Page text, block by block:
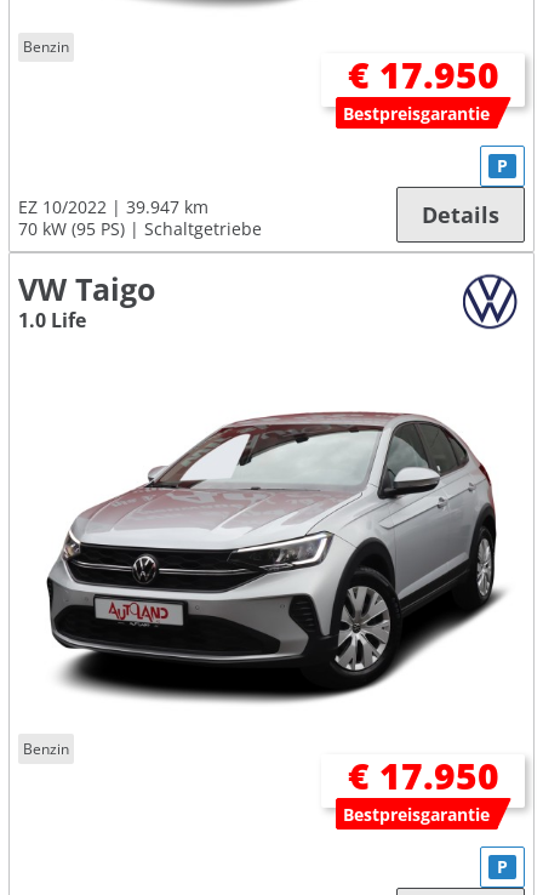
Benzin
€ 17.950
Bestpreisgarantie
EZ 10/2022
39.947 km
70 kW (95 PS)
Schaltgetriebe
P
Details
VW Taigo
1.0 Life
Benzin
€ 17.950
Bestpreisgarantie
P